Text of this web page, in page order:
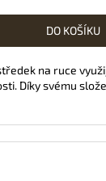
DO KOŠÍKU
na ruce
Díky svému